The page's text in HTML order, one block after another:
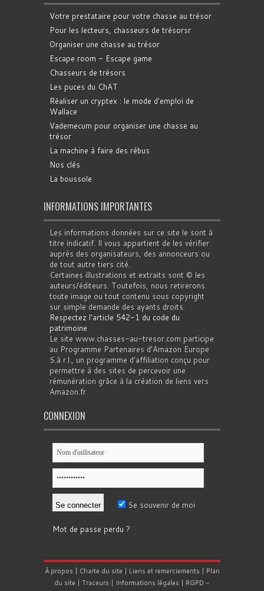
Votre prestataire pour votre chasse au trésor
Pour les lecteurs, chasseurs de trésorsr
Organiser une chasse au trésor
Escape room - Escape game
Chasseurs de trésors
Les puces du ChAT
Réaliser un cryptex : le mode d'emploi de
Wallace
Vademecum pour organiser une chasse au
trésor
La machine à faire des rébus
Nos clés
La boussole
INFORMATIONS IMPORTANTES
Les informations données sur ce site le sont à
titre indicatif. Il vous appartient de les vérifier
auprès des organisateurs, des annonceurs ou
de tout autre tiers cité.
Certaines illustrations et extraits sont © les
auteurs/éditeurs. Toutefois, nous retirerons
toute image ou tout contenu sous copyright
sur simple demande des ayants droits.
Respectez l'article 542-1 du code du
patrimoine.
Le site www.chasses-au-tresor.com participe
au Programme Partenaires d’Amazon Europe
S.à r.l., un programme d’affiliation conçu pour
permettre à des sites de percevoir une
rémunération grâce à la création de liens vers
Amazon.fr
CONNEXION
Se souvenir de moi
Mot de passe perdu ?
À propos | Charte du site | Liens et remerciements | Plan
du site | Traceurs | Informations légales | RGPD -